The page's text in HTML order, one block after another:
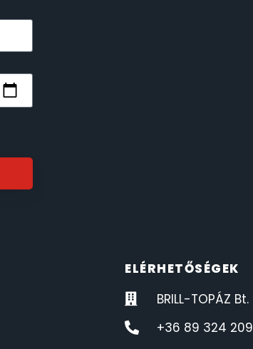
ELÉRHETŐSÉGEK
BRILL-TOPÁZ Bt.
+36 89 324 209